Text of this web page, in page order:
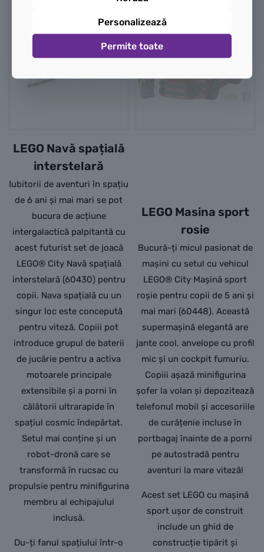
LEGO Navă spațială
interstelară
Iubitorii de aventuri în spațiu
de 6 ani și mai mari se pot
bucura de acțiune
intergalactică palpitantă cu
acest futurist set de joacă
LEGO® City Navă spațială
interstelară (60430) pentru
copii. Nava spațială cu un
singur loc este concepută
pentru viteză. Copiii pot
introduce grupul de baterii
de jucărie pentru a activa
motoarele principale
extensibile și a porni în
călătorii ultrarapide în
spațiul cosmic îndepărtat.
Setul mai conține și un
robot-dronă care se
transformă în rucsac cu
propulsie pentru minifigurina
membru al echipajului
inclusă.
Du-ți fanul spațiului într-o
LEGO Masina sport
rosie
Bucură-ți micul pasionat de
mașini cu setul cu vehicul
LEGO® City Mașină sport
roșie pentru copii de 5 ani și
mai mari (60448). Această
supermașină elegantă are
jante cool, anvelope cu profil
mic și un cockpit fumuriu.
Copiii așază minifigurina
șofer la volan și depozitează
telefonul mobil și accesoriile
de curățenie incluse în
portbagaj înainte de a porni
pe autostradă pentru
aventuri la mare viteză!
Acest set LEGO cu mașină
sport ușor de construit
include un ghid de
construcție tipărit și
Personalizează
Permite toate